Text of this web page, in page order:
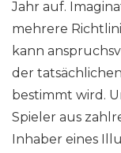
Jahr auf.
mehrere
kann
der
bestimmt wird.
Spieler aus
Inhaber eines